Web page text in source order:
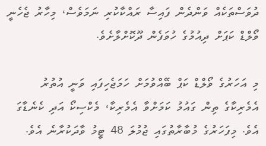
ދުވަސްތަކެއް ވަންދެން ފައިސާ ރައްކާކުރި ނަމަވެސް، މިހާރު ޖެހެނީ
ވޯލްޑް ކަޕަށް ދިއުމުގެ ހުވަފެން ދޫކޮށްލާށެވެ.
މި އަހަރުގެ ވޯލްޑް ކަޕް ބޭއްވުމަށް ހަމަޖެހިފައި ވަނީ އުތުރު
އެމެރިކާގެ ތިން ގައުމު ކަމަށްވާ އެމެރިކާ، މެކްސިކޯ އަދި ކެނެޑާގަ
އެވެ. މިފަހަރުގެ މުބާރާތުގައި ޖުމުލަ 48 ޓީމު ވާދަކުރާނެ އެވެ.